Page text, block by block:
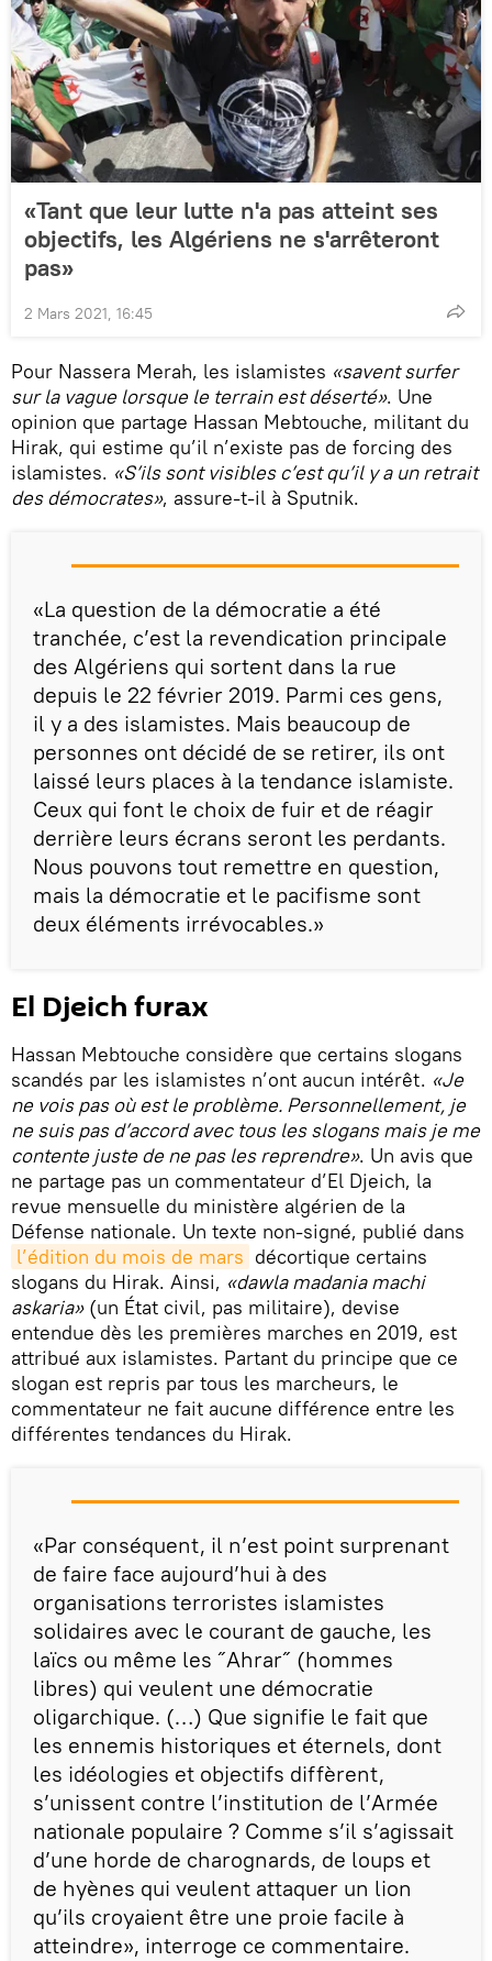
«Tant que leur lutte n'a pas atteint ses
objectifs, les Algériens ne s'arrêteront
pas»
2 Mars 2021, 16:45
Pour Nassera Merah, les islamistes «savent surfer
sur la vague lorsque le terrain est déserté». Une
opinion que partage Hassan Mebtouche, militant du
Hirak, qui estime qu’il n’existe pas de forcing des
islamistes. «S’ils sont visibles c’est qu’il y a un retrait
des démocrates», assure-t-il à Sputnik.
«La question de la démocratie a été
tranchée, c’est la revendication principale
des Algériens qui sortent dans la rue
depuis le 22 février 2019. Parmi ces gens,
il y a des islamistes. Mais beaucoup de
personnes ont décidé de se retirer, ils ont
laissé leurs places à la tendance islamiste.
Ceux qui font le choix de fuir et de réagir
derrière leurs écrans seront les perdants.
Nous pouvons tout remettre en question,
mais la démocratie et le pacifisme sont
deux éléments irrévocables.»
El Djeich furax
Hassan Mebtouche considère que certains slogans
scandés par les islamistes n’ont aucun intérêt. «Je
ne vois pas où est le problème. Personnellement, je
ne suis pas d’accord avec tous les slogans mais je me
contente juste de ne pas les reprendre». Un avis que
ne partage pas un commentateur d’El Djeich, la
revue mensuelle du ministère algérien de la
Défense nationale. Un texte non-signé, publié dans
l’édition du mois de mars décortique certains
slogans du Hirak. Ainsi, «dawla madania machi
askaria»(un État civil, pas militaire), devise
entendue dès les premières marches en 2019, est
attribué aux islamistes. Partant du principe que ce
slogan est repris par tous les marcheurs, le
commentateur ne fait aucune différence entre les
différentes tendances du Hirak.
«Par conséquent, il n’est point surprenant
de faire face aujourd’hui à des
organisations terroristes islamistes
solidaires avec le courant de gauche, les
laïcs ou même les ˝Ahrar˝ (hommes
libres) qui veulent une démocratie
oligarchique. (…) Que signifie le fait que
les ennemis historiques et éternels, dont
les idéologies et objectifs diffèrent,
s’unissent contre l’institution de l’Armée
nationale populaire ? Comme s’il s’agissait
d’une horde de charognards, de loups et
de hyènes qui veulent attaquer un lion
qu’ils croyaient être une proie facile à
atteindre», interroge ce commentaire.